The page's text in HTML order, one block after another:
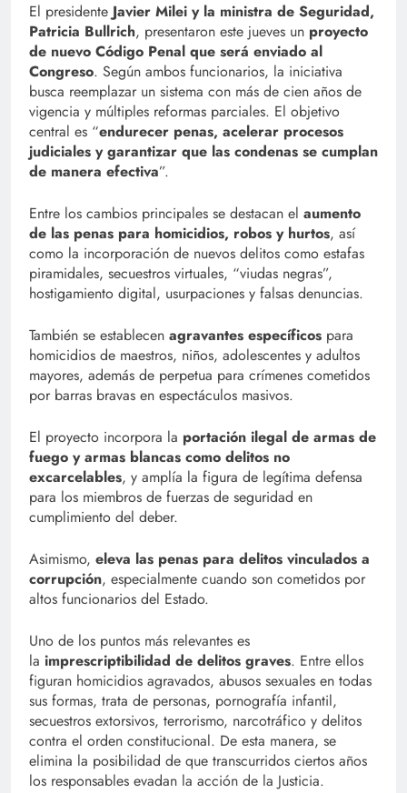
El presidente Javier Milei y la ministra de Seguridad,
Patricia Bullrich, presentaron este jueves un proyecto
de nuevo Código Penal que será enviado al
Congreso. Según ambos funcionarios, la iniciativa
busca reemplazar un sistema con más de cien años de
vigencia y múltiples reformas parciales. El objetivo
central es “endurecer penas, acelerar procesos
judiciales y garantizar que las condenas se cumplan
de manera efectiva”.
Entre los cambios principales se destacan el aumento
de las penas para homicidios, robos y hurtos, así
como la incorporación de nuevos delitos como estafas
piramidales, secuestros virtuales, “viudas negras”,
hostigamiento digital, usurpaciones y falsas denuncias.
También se establecen agravantes específicos para
homicidios de maestros, niños, adolescentes y adultos
mayores, además de perpetua para crímenes cometidos
por barras bravas en espectáculos masivos.
El proyecto incorpora la portación ilegal de armas de
fuego y armas blancas como delitos no
excarcelables, y amplía la figura de legítima defensa
para los miembros de fuerzas de seguridad en
cumplimiento del deber.
Asimismo, eleva las penas para delitos vinculados a
corrupción, especialmente cuando son cometidos por
altos funcionarios del Estado.
Uno de los puntos más relevantes es
la imprescriptibilidad de delitos graves. Entre ellos
figuran homicidios agravados, abusos sexuales en todas
sus formas, trata de personas, pornografía infantil,
secuestros extorsivos, terrorismo, narcotráfico y delitos
contra el orden constitucional. De esta manera, se
elimina la posibilidad de que transcurridos ciertos años
los responsables evadan la acción de la Justicia.